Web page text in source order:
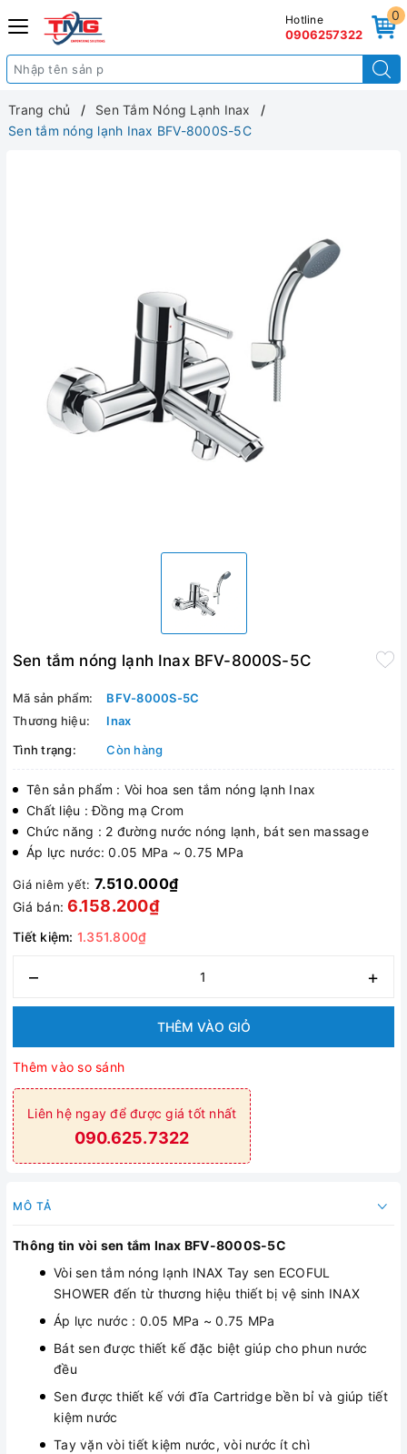
0
Hotline
0906257322
Trang chủ
Sen Tắm Nóng Lạnh Inax
Sen tắm nóng lạnh Inax BFV-8000S-5C
Sen tắm nóng lạnh Inax BFV-8000S-5C
Mã sản phẩm:
BFV-8000S-5C
Thương hiệu:
Inax
Tình trạng:
Còn hàng
Tên sản phẩm : Vòi hoa sen tắm nóng lạnh Inax
Chất liệu : Đồng mạ Crom
Chức năng : 2 đường nước nóng lạnh, bát sen massage
Áp lực nước: 0.05 MPa ~ 0.75 MPa
Giá niêm yết: 7.510.000₫
Giá bán:6.158.200₫
Tiết kiệm: 1.351.800₫
– +
THÊM VÀO GIỎ
Thêm vào so sánh
Liên hệ ngay để được giá tốt nhất
090.625.7322
MÔ TẢ
Thông tin vòi sen tắm Inax BFV-8000S-5C
Vòi sen tắm nóng lạnh INAX Tay sen ECOFUL
SHOWER đến từ thương hiệu thiết bị vệ sinh INAX
Áp lực nước : 0.05 MPa ~ 0.75 MPa
Bát sen được thiết kế đặc biệt giúp cho phun nước
đều
Sen được thiết kế với đĩa Cartridge bền bỉ và giúp tiết
kiệm nước
Tay vặn vòi tiết kiệm nước, vòi nước ít chì